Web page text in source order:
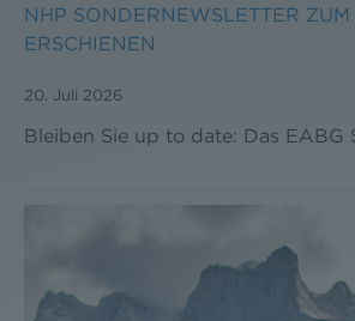
NHP SONDERNEWSLETTER
ERSCHIENEN
20. Juli 2026
Bleiben Sie up to date: Das EABG